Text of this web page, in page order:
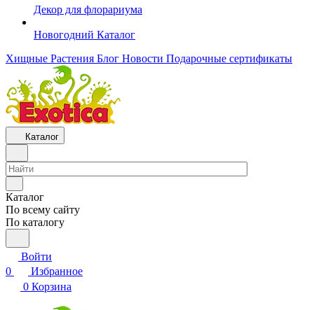
Декор для флорариума
Новогодний Каталог
Хищные Растения Блог Новости Подарочные сертификаты
Каталог
Каталог
По всему сайту
По каталогу
Войти
0
Избранное
0 Корзина